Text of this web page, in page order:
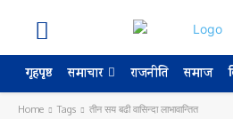
गृहपृष्ठ समाचार राजनीति समाज
Home Tags तीन सय बढी वासिन्दा लाभावान्तित